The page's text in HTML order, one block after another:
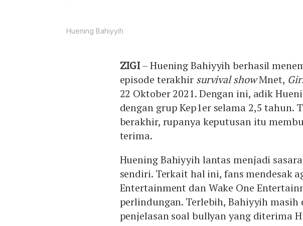
Huening Bahiyyih
ZIGI– Huening Bahiyyih berhasil
episode terakhir survival showMnet,
22 Oktober 2021. Dengan ini, adik
dengan grup Kep1er selama 2,5 tahun.
berakhir, rupanya keputusan itu
terima.
Huening Bahiyyih lantas menjadi
sendiri. Terkait hal ini, fans mendesak
Entertainment dan Wake One
perlindungan. Terlebih, Bahiyyih
penjelasan soal bullyan yang diterima